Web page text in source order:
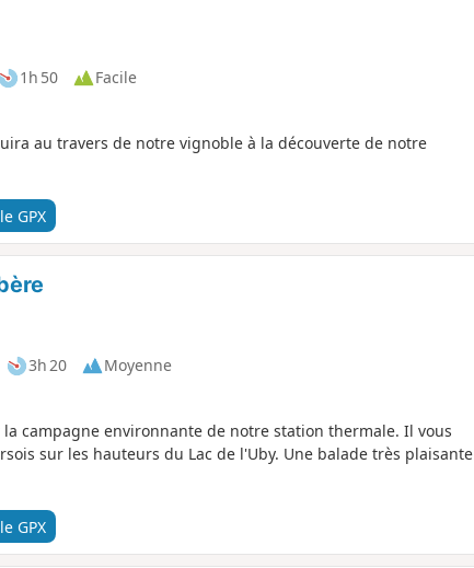
1h 50
Facile
au travers de notre vignoble à la découverte de notre
GPX
3h 20
Moyenne
campagne environnante de notre station thermale. Il vous
sur les hauteurs du Lac de l'Uby. Une balade très plaisante
GPX